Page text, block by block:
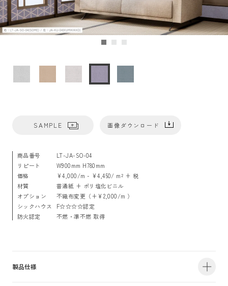
SAMPLE 画像ダウンロード
商品番号
LT-JA-SO-04
リピート
W900mm H780mm
価格
¥4,000/m - ¥4,450/ m² + 税
材質
普通紙 + ポリ塩化ビニル
オプション
不織布変更（+¥2,000/m ）
シックハウス
F☆☆☆☆認定
防火認定
不燃・準不燃 取得
製品仕様